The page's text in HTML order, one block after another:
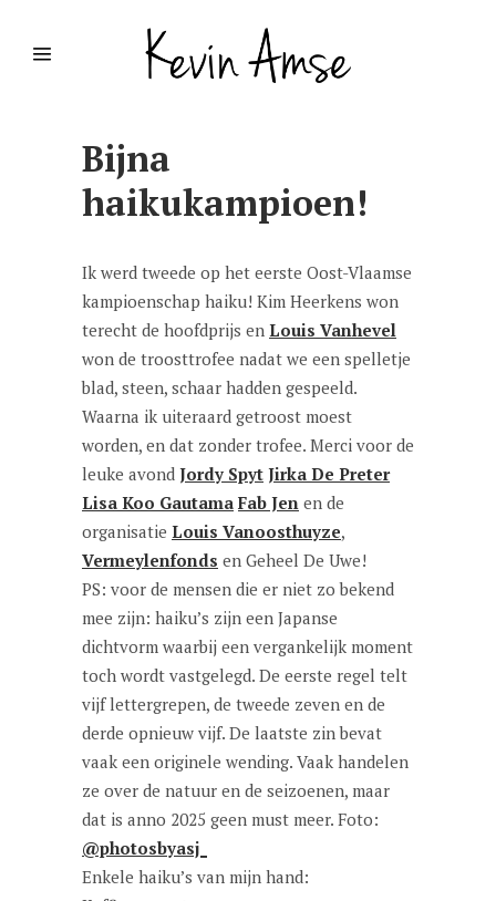
Bijna
haikukampioen!
Ik werd tweede op het eerste Oost-Vlaamse
kampioenschap haiku! Kim Heerkens won
terecht de hoofdprijs en Louis Vanhevel
won de troosttrofee nadat we een spelletje
blad, steen, schaar hadden gespeeld.
Waarna ik uiteraard getroost moest
worden, en dat zonder trofee. Merci voor de
leuke avond Jordy Spyt Jirka De Preter
Lisa Koo Gautama Fab Jen en de
organisatie Louis Vanoosthuyze,
Vermeylenfonds en Geheel De Uwe!
PS: voor de mensen die er niet zo bekend
mee zijn: haiku’s zijn een Japanse
dichtvorm waarbij een vergankelijk moment
toch wordt vastgelegd. De eerste regel telt
vijf lettergrepen, de tweede zeven en de
derde opnieuw vijf. De laatste zin bevat
vaak een originele wending. Vaak handelen
ze over de natuur en de seizoenen, maar
dat is anno 2025 geen must meer. Foto:
@photosbyasj_
Enkele haiku’s van mijn hand: